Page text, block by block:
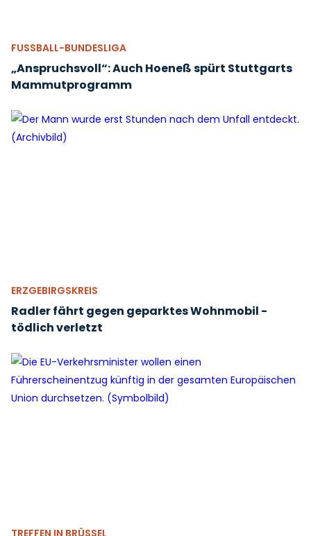
FUSSBALL-BUNDESLIGA
„Anspruchsvoll“: Auch Hoeneß spürt Stuttgarts
Mammutprogramm
ERZGEBIRGSKREIS
Radler fährt gegen geparktes Wohnmobil -
tödlich verletzt
TREFFEN IN BRÜSSEL